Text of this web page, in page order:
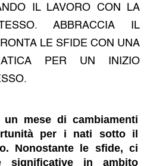
IL LAVORO CON LA
ABBRACCIA IL
LE SFIDE CON UNA
PER UN INIZIO
un mese di cambiamenti
per i nati sotto il
Nonostante le sfide, ci
significative in ambito